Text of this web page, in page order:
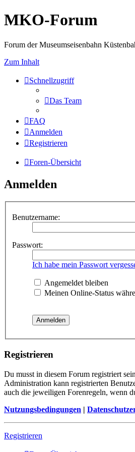
MKO-Forum
Forum der Museumseisenbahn
Zum Inhalt
Schnellzugriff
Das Team
FAQ
Anmelden
Registrieren
Foren-Übersicht
Anmelden
Benutzername:
Passwort:
Ich habe mein Passwort
Angemeldet bleiben
Meinen Online-Status
Registrieren
Du musst in diesem Forum registriert
Administration kann registrierten
auch die jeweiligen Forenregeln, wenn
Nutzungsbedingungen |
Registrieren